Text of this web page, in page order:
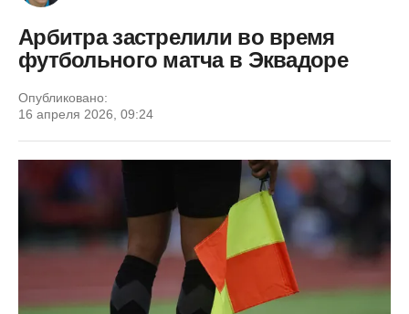
Арбитра застрелили во время
футбольного матча в Эквадоре
Опубликовано:
16 апреля 2026, 09:24